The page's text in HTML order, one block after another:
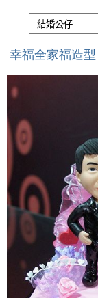
幸福全家福造型